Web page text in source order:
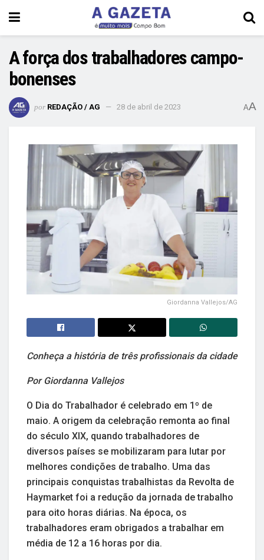
A força dos trabalhadores campo-
bonenses
por REDAÇÃO / AG 28 de abril de 2023 AA
Giordanna Vallejos/AG
Conheça a história de três profissionais da cidade
Por Giordanna Vallejos
O Dia do Trabalhador é celebrado em 1º de
maio. A origem da celebração remonta ao final
do século XIX, quando trabalhadores de
diversos países se mobilizaram para lutar por
melhores condições de trabalho. Uma das
principais conquistas trabalhistas da Revolta de
Haymarket foi a redução da jornada de trabalho
para oito horas diárias. Na época, os
trabalhadores eram obrigados a trabalhar em
média de 12 a 16 horas por dia.